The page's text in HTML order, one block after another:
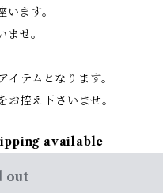
ます。
せ。
テムとなります。
控え下さいませ。
available
out